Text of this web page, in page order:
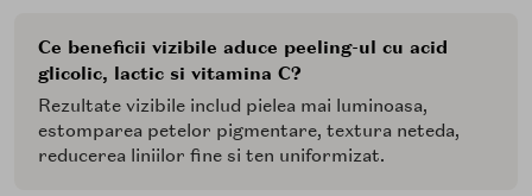
Ce beneficii vizibile aduce peeling-ul cu acid
glicolic, lactic si vitamina C?
Rezultate vizibile includ pielea mai luminoasa,
estomparea petelor pigmentare, textura neteda,
reducerea liniilor fine si ten uniformizat.